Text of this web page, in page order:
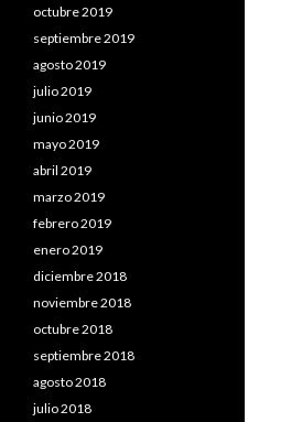
octubre 2019
septiembre 2019
agosto 2019
julio 2019
junio 2019
mayo 2019
abril 2019
marzo 2019
febrero 2019
enero 2019
diciembre 2018
noviembre 2018
octubre 2018
septiembre 2018
agosto 2018
julio 2018